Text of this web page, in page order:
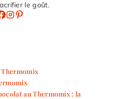
le goût.
Thermomix
au Thermomix : la